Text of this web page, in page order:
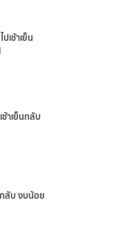
เช้าเย็น
าเย็นกลับ
กลับ งบน้อย